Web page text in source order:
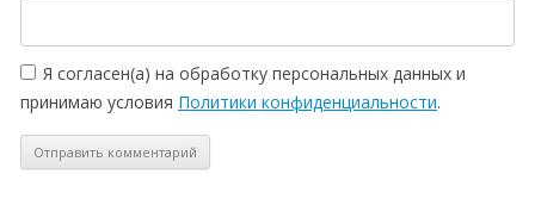
Я согласен(а) на обработку персональных данных и
принимаю условия Политики конфиденциальности.